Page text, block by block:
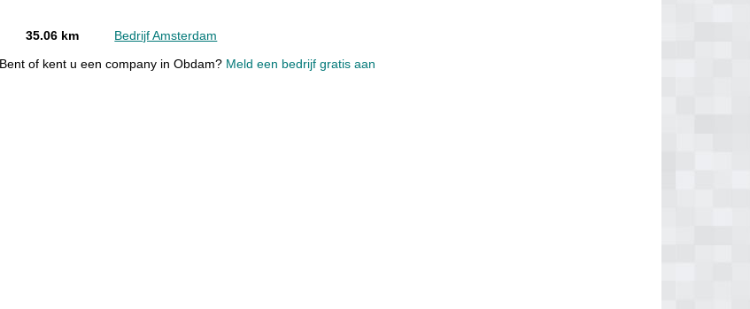
35.06 km Bedrijf Amsterdam
Bent of kent u een company in Obdam? Meld een bedrijf gratis aan